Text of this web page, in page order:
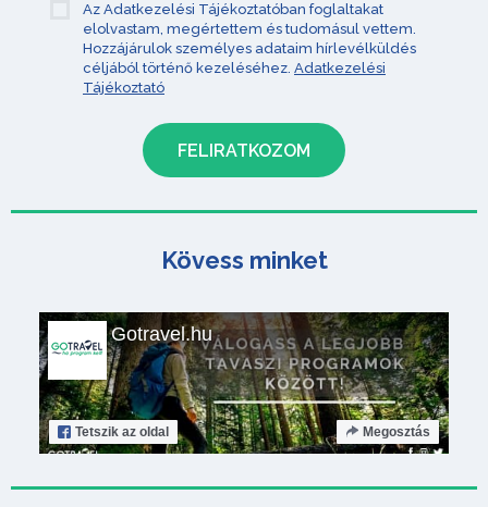
Az Adatkezelési Tájékoztatóban foglaltakat
elolvastam, megértettem és tudomásul vettem.
Hozzájárulok személyes adataim hírlevélküldés
céljából történő kezeléséhez. Adatkezelési
Tájékoztató
Kövess minket
Gotravel.hu
Tetszik az oldal Megosztás